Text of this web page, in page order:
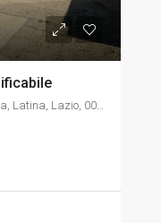
Via Torre Bruna, Casalazzara, Aprilia, Latina, Lazio, 00040, Italia, Italia, Lazio, Via Torre Bruna, Casalazzara, Aprilia, Latina, Lazio, 00040, Italia